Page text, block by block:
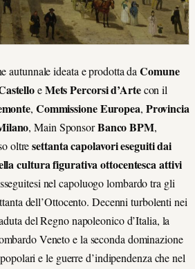
autunnale ideata e prodotta daComune
eMets Percorsi d’Artecon il
, Commissione Europea, Provincia
, Main SponsorBanco BPM,
oltresettanta capolavorieseguiti dai
cultura figurativa ottocentesca attivi
nel capoluogo lombardo tra gli
dell’Ottocento. Decenni turbolenti nei
del Regno napoleonico d’Italia, la
Veneto e la seconda dominazione
e le guerre d’indipendenza che nel